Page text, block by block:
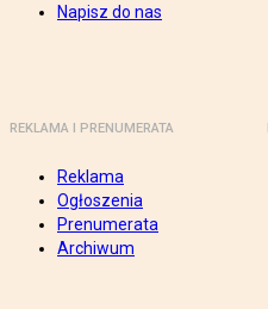
Napisz do nas
REKLAMA I PRENUMERATA
Reklama
Ogłoszenia
Prenumerata
Archiwum